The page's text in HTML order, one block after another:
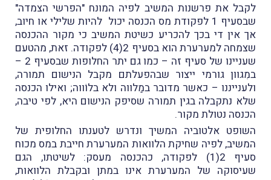
לקבל את פרשנות המשיב לפיה המונח "הפרשי הצמדה"
שבסעיף 1 לפקודת מס הכנסה יכול להיות שלילי או חיוב,
אך אין די בכך להכריע כשיטת המשיב כי מקור ההכנסה
שצמחה למערערת הוא בסעיף 2(4) לפקודה. זאת, מהטעם
שעניינו של סעיף זה – כמו גם יתר החלופות שבסעיף 2 –
במִגוון גורמי ייצור שבהפעלתם מקבל הנישום תמורה,
ולענייננו – כאשר מדובר במַלווה ולא בלוֹווה; ואילו הכנסה
שלא נתקבלה בגין תמורה שסיפק הנישום היא, לפי טיבה,
הכנסה נטולת מקור.
השופט אלטוביה המשיך ונדרש לטענתו החלופית של
המשיב, לפיה שחיקת הלוואות המערערת חייבת במס מכוח
סעיף 2(1) לפקודה, כהכנסה מעסק: לשיטתו, הגם
שעיסוקה של המערערת אינו במתן ובקבלת הלוואות,